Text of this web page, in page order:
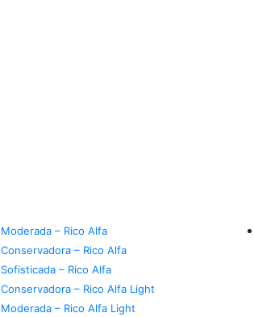
Moderada – Rico Alfa
Conservadora – Rico Alfa
Sofisticada – Rico Alfa
Conservadora – Rico Alfa Light
Moderada – Rico Alfa Light